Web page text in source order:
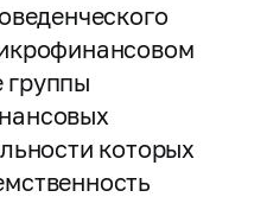
которых